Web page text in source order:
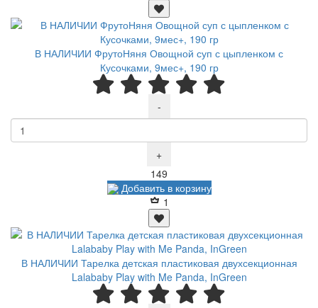
В НАЛИЧИИ ФрутоНяня Овощной суп с цыпленком с
Кусочками, 9мес+, 190 гр
-
+
149
Добавить в корзину
1
В НАЛИЧИИ Тарелка детская пластиковая двухсекционная
Lalababy Play with Me Panda, InGreen